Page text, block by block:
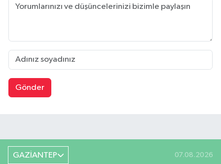
Gönder
GAZİANTEP 07.08.2026